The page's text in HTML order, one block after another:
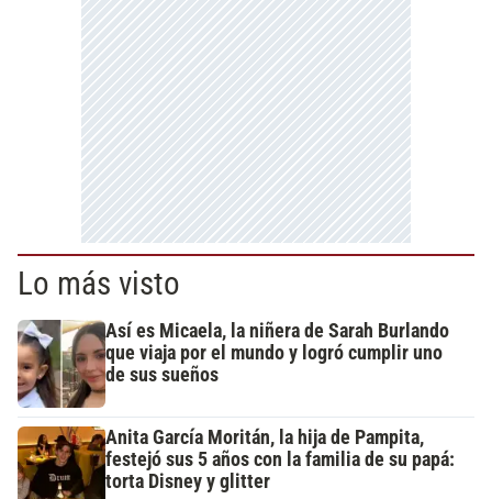
Lo más visto
Así es Micaela, la niñera de Sarah Burlando
que viaja por el mundo y logró cumplir uno
de sus sueños
Anita García Moritán, la hija de Pampita,
festejó sus 5 años con la familia de su papá:
torta Disney y glitter